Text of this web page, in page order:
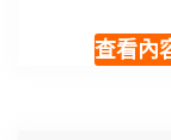
查看內